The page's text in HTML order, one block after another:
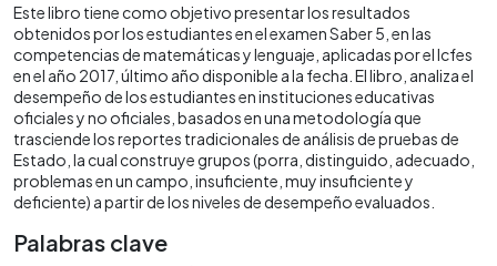
Este libro tiene como objetivo presentar los resultados
obtenidos por los estudiantes en el examen Saber 5, en las
competencias de matemáticas y lenguaje, aplicadas por el Icfes
en el año 2017, último año disponible a la fecha. El libro, analiza el
desempeño de los estudiantes en instituciones educativas
oficiales y no oficiales, basados en una metodología que
trasciende los reportes tradicionales de análisis de pruebas de
Estado, la cual construye grupos (porra, distinguido, adecuado,
problemas en un campo, insuficiente, muy insuficiente y
deficiente) a partir de los niveles de desempeño evaluados.
Palabras clave